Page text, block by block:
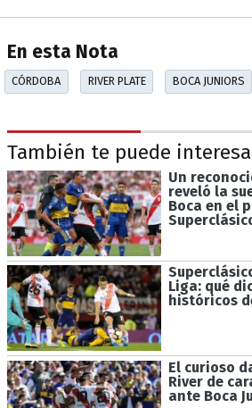
En esta Nota
CÓRDOBA RIVER PLATE BOCA JUNIORS
También te puede
Un
reveló la
Boca en el
Liga: qué
históricos
El curioso
River de
ante Boca